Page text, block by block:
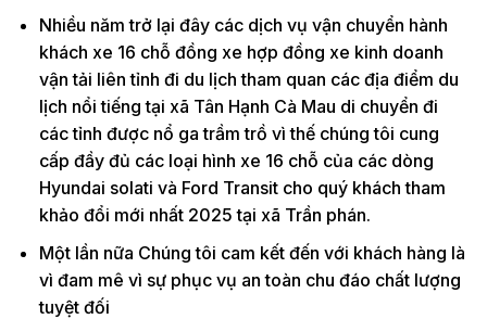
Nhiều năm trở lại đây các dịch vụ vận chuyển hành
khách xe 16 chỗ đồng xe hợp đồng xe kinh doanh
vận tải liên tỉnh đi du lịch tham quan các địa điểm du
lịch nổi tiếng tại xã Tân Hạnh Cà Mau di chuyển đi
các tỉnh được nổ ga trầm trồ vì thế chúng tôi cung
cấp đầy đủ các loại hình xe 16 chỗ của các dòng
Hyundai solati và Ford Transit cho quý khách tham
khảo đổi mới nhất 2025 tại xã Trần phán.
Một lần nữa Chúng tôi cam kết đến với khách hàng là
vì đam mê vì sự phục vụ an toàn chu đáo chất lượng
tuyệt đối